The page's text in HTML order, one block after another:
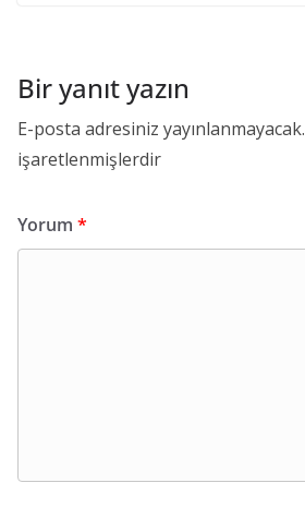
Bir yanıt yazın
E-posta adresiniz yayınlanmayacak.
işaretlenmişlerdir
Yorum *